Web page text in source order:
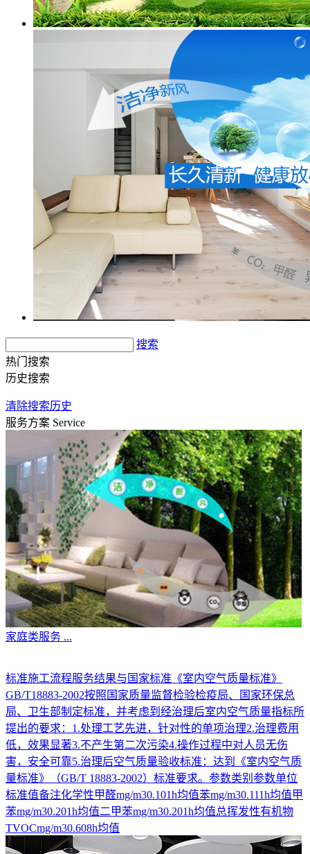
搜索
热门搜索
历史搜索
清除搜索历史
服务方案 Service
家庭类服务 ...
标准施工流程服务结果与国家标准《室内空气质量标准》
GB/T18883-2002按照国家质量监督检验检疫局、国家环保总
局、卫生部制定标准，并考虑到经治理后室内空气质量指标所
提出的要求：1.处理工艺先进，针对性的单项治理2.治理费用
低，效果显著3.不产生第二次污染4.操作过程中对人员无伤
害，安全可靠5.治理后空气质量验收标准：达到《室内空气质
量标准》（GB/T 18883-2002）标准要求。参数类别参数单位
标准值备注化学性甲醛mg/m30.101h均值苯mg/m30.111h均值甲
苯mg/m30.201h均值二甲苯mg/m30.201h均值总挥发性有机物
TVOCmg/m30.608h均值